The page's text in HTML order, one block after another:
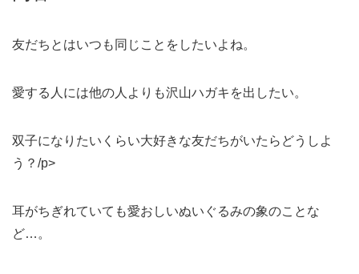
友だちとはいつも同じことをしたいよね。
愛する人には他の人よりも沢山ハガキを出したい。
双子になりたいくらい大好きな友だちがいたらどうしよ
う？/p>
耳がちぎれていても愛おしいぬいぐるみの象のことな
ど…。